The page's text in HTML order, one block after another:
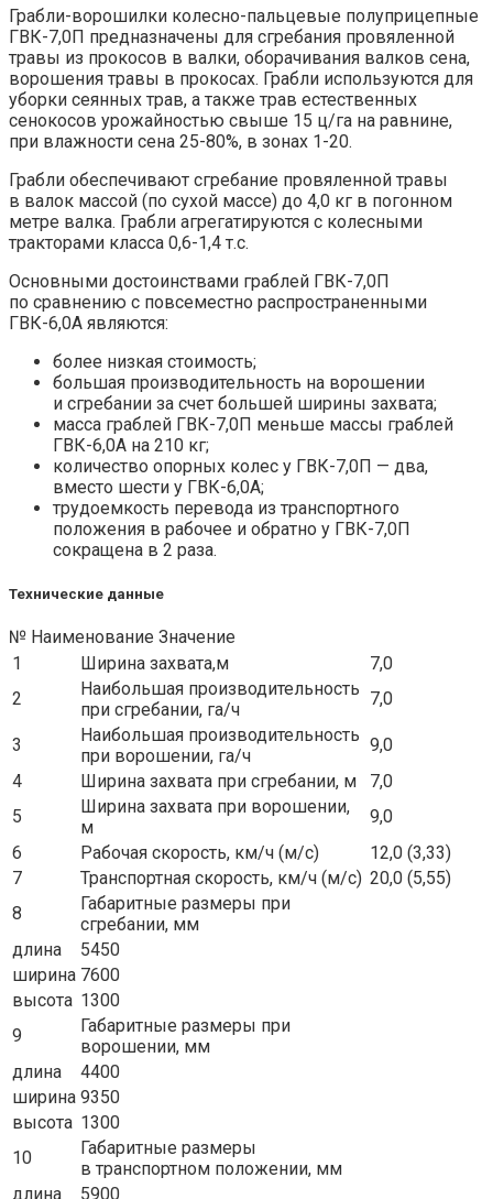
Грабли-ворошилки колесно-пальцевые полуприцепные
ГВК-7,0П предназначены для сгребания провяленной
травы из прокосов в валки, оборачивания валков сена,
ворошения травы в прокосах. Грабли используются для
уборки сеянных трав, а также трав естественных
сенокосов урожайностью свыше 15 ц/га на равнине,
при влажности сена 25-80%, в зонах 1-20.
Грабли обеспечивают сгребание провяленной травы
в валок массой (по сухой массе) до 4,0 кг в погонном
метре валка. Грабли агрегатируются с колесными
тракторами класса 0,6-1,4 т.с.
Основными достоинствами граблей ГВК-7,0П
по сравнению с повсеместно распространенными
ГВК-6,0А являются:
более низкая стоимость;
большая производительность на ворошении
и сгребании за счет большей ширины захвата;
масса граблей ГВК-7,0П меньше массы граблей
ГВК-6,0А на 210 кг;
количество опорных колес у ГВК-7,0П — два,
вместо шести у ГВК-6,0А;
трудоемкость перевода из транспортного
положения в рабочее и обратно у ГВК-7,0П
сокращена в 2 раза.
Технические данные
№ Наименование Значение
1
Ширина захвата,м
7,0
2
Наибольшая производительность
при сгребании, га/ч
7,0
3
Наибольшая производительность
при ворошении, га/ч
9,0
4
Ширина захвата при сгребании, м
7,0
5
Ширина захвата при ворошении,
м
9,0
6
Рабочая скорость, км/ч (м/с)
12,0 (3,33)
7
Транспортная скорость, км/ч (м/с) 20,0 (5,55)
8
Габаритные размеры при
сгребании, мм
длина
5450
ширина 7600
высота 1300
9
Габаритные размеры при
ворошении, мм
длина
4400
ширина 9350
высота 1300
10
Габаритные размеры
в транспортном положении, мм
длина
5900